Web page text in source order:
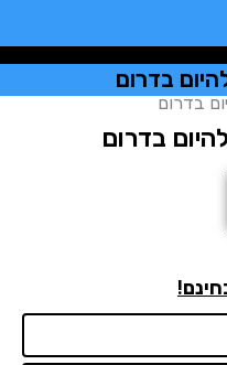
בדרום
בדרום